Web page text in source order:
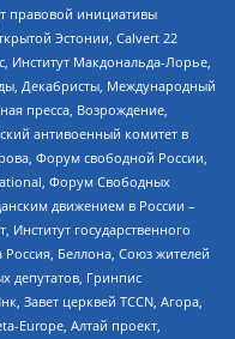
правовой инициативы
Эстонии, Calvert 22
Институт Макдональда-Лорье,
Декабристы, Международный
пресса, Возрождение,
антивоенный комитет в
Форум свободной России,
Форум Свободных
движением в России –
государственного
Беллона, Союз жителей
депутатов, Гринпис
Завет церквей TCCN, Агора,
Europe, Алтай проект,